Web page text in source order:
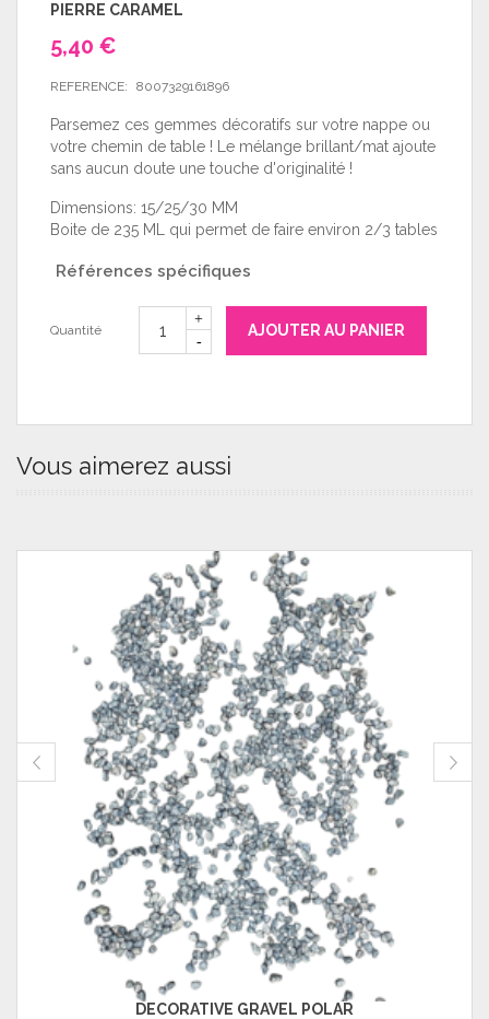
PIERRE CARAMEL
5,40 €
REFERENCE: 8007329161896
Parsemez ces gemmes décoratifs sur votre nappe ou
votre chemin de table ! Le mélange brillant/mat ajoute
sans aucun doute une touche d'originalité !
Dimensions: 15/25/30 MM
Boite de 235 ML qui permet de faire environ 2/3 tables
Références spécifiques
Quantité AJOUTER AU PANIER
Vous aimerez aussi
DECORATIVE GRAVEL POLAR